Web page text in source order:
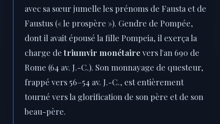
avec sa sœur jumelle les prénoms de Fausta et de
Faustus (« le prospère »). Gendre de Pompée,
dont il avait épousé la fille Pompeia, il exerça la
charge detriumvir monétairevers l'an 690 de
Rome (64 av. J.-C.). Son monnayage de questeur,
frappé vers 56–54 av. J.-C., est entièrement
tourné vers la glorification de son père et de son
beau-père.